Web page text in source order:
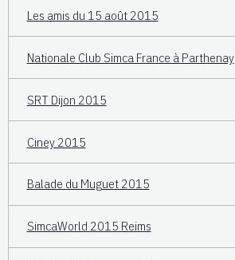
Les amis du 15 août 2015
Nationale Club Simca France à Parthenay
SRT Dijon 2015
Ciney 2015
Balade du Muguet 2015
SimcaWorld 2015 Reims